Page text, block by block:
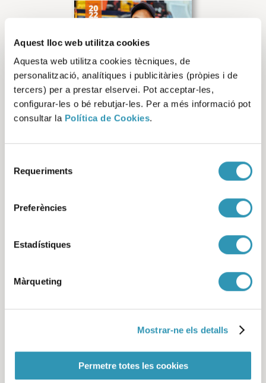
Aquest lloc web utilitza cookies
Aquesta web utilitza cookies tècniques, de
personalització, analítiques i publicitàries (pròpies i de
tercers) per a prestar elservei. Pot acceptar-les,
configurar-les o bé rebutjar-les. Per a més informació pot
consultar la Política de Cookies.
Requeriments
Preferències
Estadístiques
Màrqueting
Mostrar-ne els detalls
Permetre totes les cookies
Indicadors de salut i